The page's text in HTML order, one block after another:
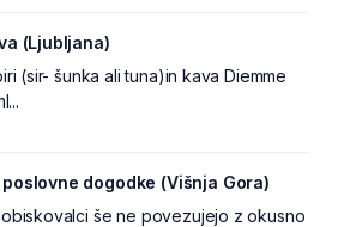
(Ljubljana)
(sir- šunka ali tuna)in kava Diemme
dogodke (Višnja Gora)
še ne povezujejo z okusno